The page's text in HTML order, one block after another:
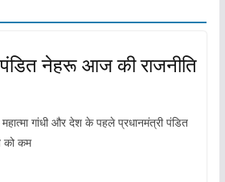
पंडित नेहरू आज की राजनीति
गांधी और देश के पहले प्रधानमंत्री पंडित
को कम